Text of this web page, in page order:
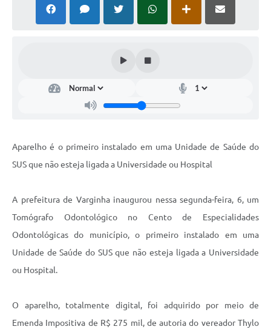
Aparelho é o primeiro instalado em uma Unidade de Saúde do
SUS que não esteja ligada a Universidade ou Hospital
A prefeitura de Varginha inaugurou nessa segunda-feira, 6, um
Tomógrafo Odontológico no Cento de Especialidades
Odontológicas do município, o primeiro instalado em uma
Unidade de Saúde do SUS que não esteja ligada a Universidade
ou Hospital.
O aparelho, totalmente digital, foi adquirido por meio de
Emenda Impositiva de R$ 275 mil, de autoria do vereador Thylo